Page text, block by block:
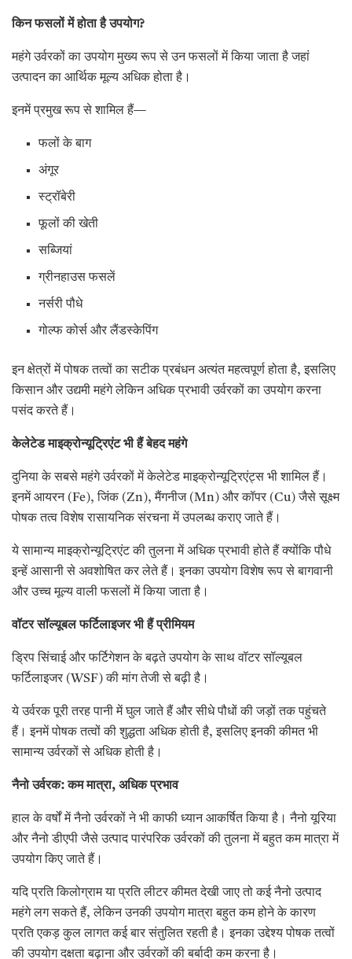
किन फसलों में होता है उपयोग?
महंगे उर्वरकों का उपयोग मुख्य रूप से उन फसलों में किया जाता है जहां
उत्पादन का आर्थिक मूल्य अधिक होता है।
इनमें प्रमुख रूप से शामिल हैं—
फलों के बाग
अंगूर
स्ट्रॉबेरी
फूलों की खेती
सब्जियां
ग्रीनहाउस फसलें
नर्सरी पौधे
गोल्फ कोर्स और लैंडस्केपिंग
इन क्षेत्रों में पोषक तत्वों का सटीक प्रबंधन अत्यंत महत्वपूर्ण होता है, इसलिए
किसान और उद्यमी महंगे लेकिन अधिक प्रभावी उर्वरकों का उपयोग करना
पसंद करते हैं।
केलेटेड माइक्रोन्यूट्रिएंट भी हैं बेहद महंगे
दुनिया के सबसे महंगे उर्वरकों में केलेटेड माइक्रोन्यूट्रिएंट्स भी शामिल हैं।
इनमें आयरन (Fe), जिंक (Zn), मैंगनीज (Mn) और कॉपर (Cu) जैसे सूक्ष्म
पोषक तत्व विशेष रासायनिक संरचना में उपलब्ध कराए जाते हैं।
ये सामान्य माइक्रोन्यूट्रिएंट की तुलना में अधिक प्रभावी होते हैं क्योंकि पौधे
इन्हें आसानी से अवशोषित कर लेते हैं। इनका उपयोग विशेष रूप से बागवानी
और उच्च मूल्य वाली फसलों में किया जाता है।
वॉटर सॉल्यूबल फर्टिलाइजर भी हैं प्रीमियम
ड्रिप सिंचाई और फर्टिगेशन के बढ़ते उपयोग के साथ वॉटर सॉल्यूबल
फर्टिलाइजर (WSF) की मांग तेजी से बढ़ी है।
ये उर्वरक पूरी तरह पानी में घुल जाते हैं और सीधे पौधों की जड़ों तक पहुंचते
हैं। इनमें पोषक तत्वों की शुद्धता अधिक होती है, इसलिए इनकी कीमत भी
सामान्य उर्वरकों से अधिक होती है।
नैनो उर्वरक: कम मात्रा, अधिक प्रभाव
हाल के वर्षों में नैनो उर्वरकों ने भी काफी ध्यान आकर्षित किया है। नैनो यूरिया
और नैनो डीएपी जैसे उत्पाद पारंपरिक उर्वरकों की तुलना में बहुत कम मात्रा में
उपयोग किए जाते हैं।
यदि प्रति किलोग्राम या प्रति लीटर कीमत देखी जाए तो कई नैनो उत्पाद
महंगे लग सकते हैं, लेकिन उनकी उपयोग मात्रा बहुत कम होने के कारण
प्रति एकड़ कुल लागत कई बार संतुलित रहती है। इनका उद्देश्य पोषक तत्वों
की उपयोग दक्षता बढ़ाना और उर्वरकों की बर्बादी कम करना है।